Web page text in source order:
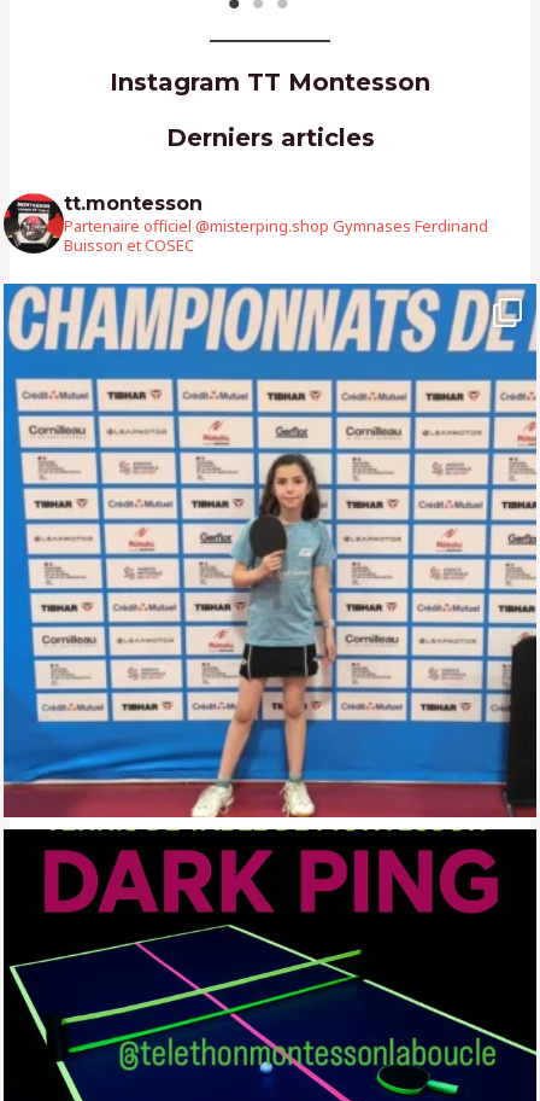
Instagram TT Montesson
Derniers articles
tt.montesson
Partenaire officiel @misterping.shop Gymnases Ferdinand
Buisson et COSEC